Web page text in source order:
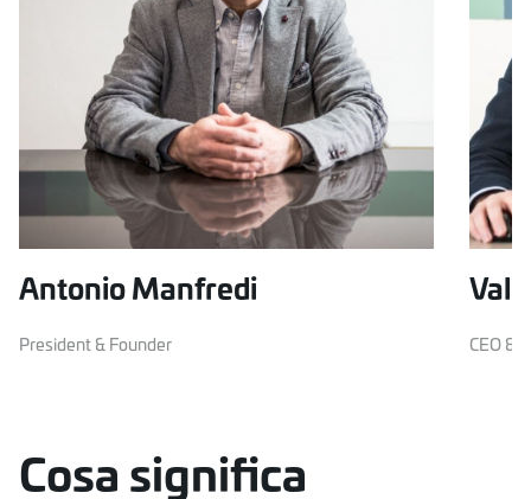
Antonio Manfredi
President & Founder CEO &
Cosa significa